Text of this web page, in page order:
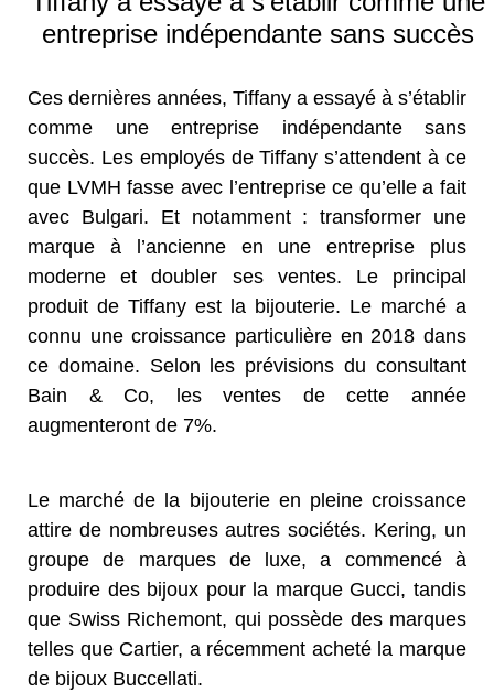
entreprise indépendante sans succès
Ces dernières années, Tiffany a essayé à s’établir
comme une entreprise indépendante sans
succès. Les employés de Tiffany s’attendent à ce
que LVMH fasse avec l’entreprise ce qu’elle a fait
avec Bulgari. Et notamment : transformer une
marque à l’ancienne en une entreprise plus
moderne et doubler ses ventes. Le principal
produit de Tiffany est la bijouterie. Le marché a
connu une croissance particulière en 2018 dans
ce domaine. Selon les prévisions du consultant
Bain & Co, les ventes de cette année
augmenteront de 7%.
Le marché de la bijouterie en pleine croissance
attire de nombreuses autres sociétés. Kering, un
groupe de marques de luxe, a commencé à
produire des bijoux pour la marque Gucci, tandis
que Swiss Richemont, qui possède des marques
telles que Cartier, a récemment acheté la marque
de bijoux Buccellati.